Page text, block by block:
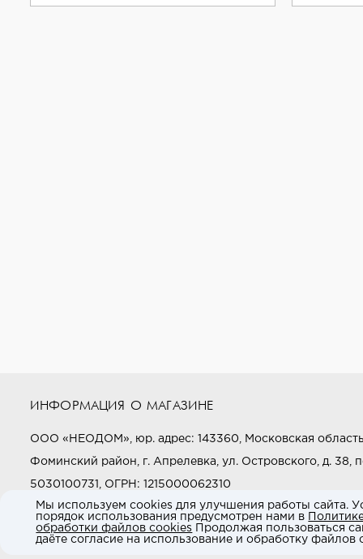
ИНФОРМАЦИЯ О МАГАЗИНЕ
ООО «НЕОДОМ», юр. адрес: 143360, Московская
Фоминский район, г. Апрелевка, ул. Островского, д. 38,
5030100731, ОГРН: 1215000062310
Звоните нам:+7 (800) 505-97-97
E-mail: market@neodom.ru
Мы используем cookies для улучшения работы сайта.
порядок использования предусмотрен нами в
обработки файлов cookies Продолжая пользоваться
даёте согласие на использование и обработку файлов